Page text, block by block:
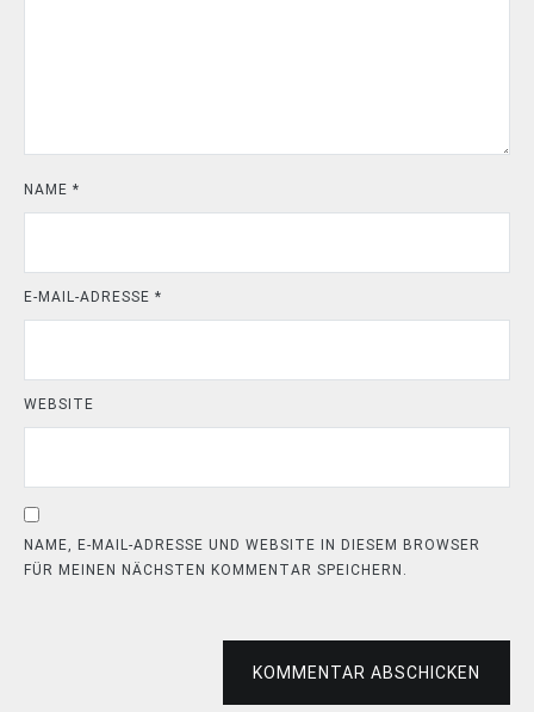
NAME *
E-MAIL-ADRESSE *
WEBSITE
NAME, E-MAIL-ADRESSE UND WEBSITE IN DIESEM BROWSER
FÜR MEINEN NÄCHSTEN KOMMENTAR SPEICHERN.
KOMMENTAR ABSCHICKEN